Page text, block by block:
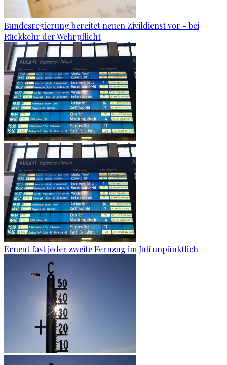
Bundesregierung bereitet neuen Zivildienst vor - bei
Rückkehr der Wehrpflicht
Erneut fast jeder zweite Fernzug im Juli unpünktlich